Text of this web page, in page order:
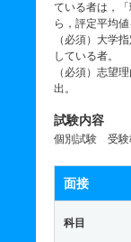
ている者は，
ら，評定平均値
（必須）大学
している者。
（必須）志望
出。
試験内容
個別試験 受験
面接
科目